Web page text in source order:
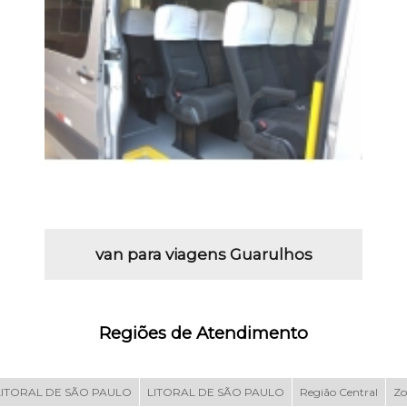
van para viagens Guarulhos
Regiões de Atendimento
DE SÃO PAULO LITORAL DE SÃO PAULO Região Central